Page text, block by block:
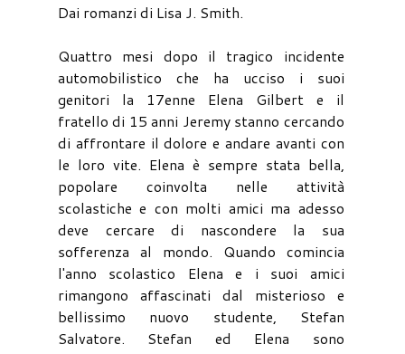
Dai romanzi di Lisa J. Smith.
Quattro mesi dopo il tragico incidente
automobilistico che ha ucciso i suoi
genitori la 17enne Elena Gilbert e il
fratello di 15 anni Jeremy stanno cercando
di affrontare il dolore e andare avanti con
le loro vite. Elena è sempre stata bella,
popolare coinvolta nelle attività
scolastiche e con molti amici ma adesso
deve cercare di nascondere la sua
sofferenza al mondo. Quando comincia
l'anno scolastico Elena e i suoi amici
rimangono affascinati dal misterioso e
bellissimo nuovo studente, Stefan
Salvatore. Stefan ed Elena sono